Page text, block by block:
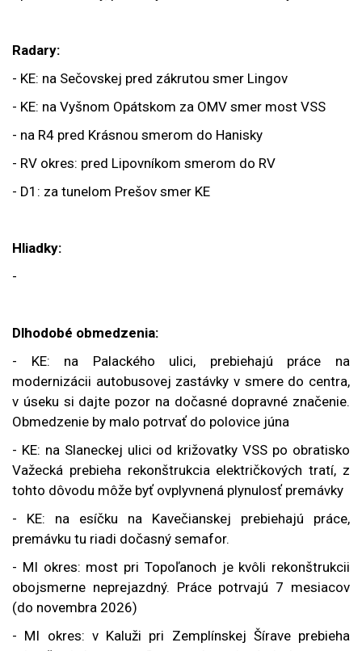
Radary:
- KE: na Sečovskej pred zákrutou smer Lingov
- KE: na Vyšnom Opátskom za OMV smer most VSS
- na R4 pred Krásnou smerom do Hanisky
- RV okres: pred Lipovníkom smerom do RV
- D1: za tunelom Prešov smer KE
Hliadky:
-
Dlhodobé obmedzenia:
- KE: na Palackého ulici, prebiehajú práce na
modernizácii autobusovej zastávky v smere do centra,
v úseku si dajte pozor na dočasné dopravné značenie.
Obmedzenie by malo potrvať do polovice júna
- KE: na Slaneckej ulici od križovatky VSS po obratisko
Važecká prebieha rekonštrukcia električkových tratí, z
tohto dôvodu môže byť ovplyvnená plynulosť premávky
- KE: na esíčku na Kavečianskej prebiehajú práce,
premávku tu riadi dočasný semafor.
- MI okres: most pri Topoľanoch je kvôli rekonštrukcii
obojsmerne neprejazdný. Práce potrvajú 7 mesiacov
(do novembra 2026)
- MI okres: v Kaluži pri Zemplínskej Šírave prebieha